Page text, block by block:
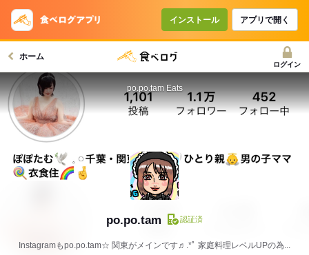
インストール アプリで開く
ホーム
ログイン
po.po.tam 認証済
Instagramもpo.po.tam☆ 関東がメインです♬.*ﾟ 家庭料理レベルUPの為...
po.po.tam Eats